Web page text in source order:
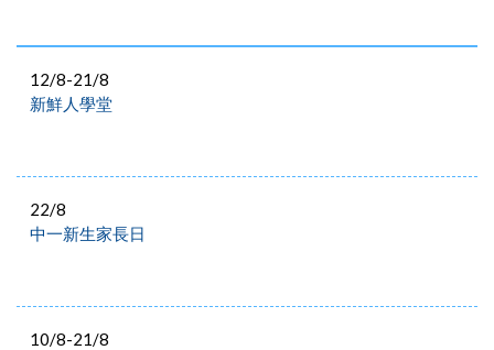
12/8-21/8
新鮮人學堂
22/8
中一新生家長日
10/8-21/8